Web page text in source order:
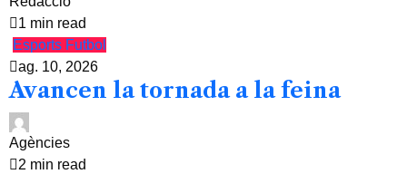
1 min read
Esports Futbol
ag. 10, 2026
Avancen la tornada a la feina
Agències
2 min read